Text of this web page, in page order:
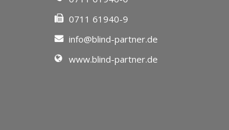
0711 61940-9
info@blind-partner.de
www.blind-partner.de